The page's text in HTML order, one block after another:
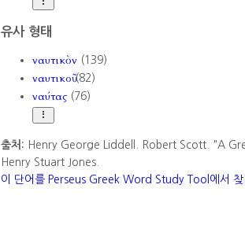
유사 형태
ναυτικὸν (139)
ναυτικοῦ(82)
ναύτας(76)
출처: Henry George Liddell. Robert Scott. "A
Henry Stuart Jones.
이 단어를 Perseus Greek Word Study Tool에서 찾